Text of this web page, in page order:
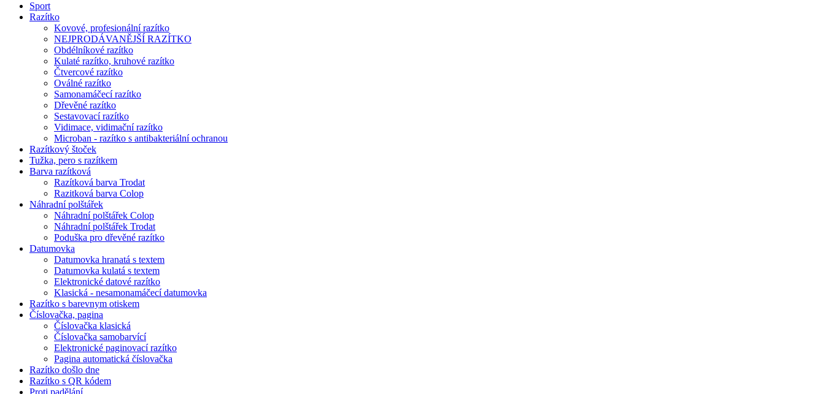
Sport
Razítko
Kovové, profesionální razítko
NEJPRODÁVANĚJŠÍ RAZÍTKO
Obdélníkové razítko
Kulaté razítko, kruhové razítko
Čtvercové razítko
Oválné razítko
Samonamáčecí razítko
Dřevěné razítko
Sestavovací razítko
Vidimace, vidimační razítko
Microban - razítko s antibakteriální ochranou
Razítkový štoček
Tužka, pero s razítkem
Barva razítková
Razítková barva Trodat
Razitková barva Colop
Náhradní polštářek
Náhradní polštářek Colop
Náhradní polštářek Trodat
Poduška pro dřevěné razítko
Datumovka
Datumovka hranatá s textem
Datumovka kulatá s textem
Elektronické datové razítko
Klasická - nesamonamáčecí datumovka
Razítko s barevnym otiskem
Číslovačka, pagina
Číslovačka klasická
Číslovačka samobarvící
Elektronické paginovací razítko
Pagina automatická číslovačka
Razítko došlo dne
Razítko s QR kódem
Proti padělání